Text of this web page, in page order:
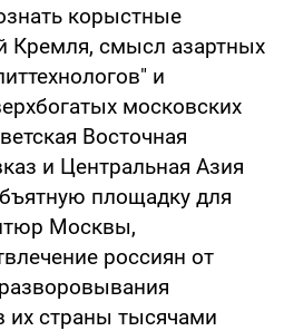
корыстные
Кремля, смысл азартных
и
московских
Восточная
и Центральная Азия
площадку для
Москвы,
россиян от
их страны тысячами